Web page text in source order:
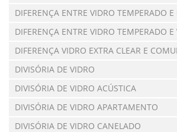
DIFERENÇA ENTRE VIDRO TEMPERADO
DIFERENÇA ENTRE VIDRO TEMPERADO
DIFERENÇA VIDRO EXTRA CLEAR E
DIVISÓRIA DE VIDRO
DIVISÓRIA DE VIDRO ACÚSTICA
DIVISÓRIA DE VIDRO APARTAMENTO
DIVISÓRIA DE VIDRO CANELADO